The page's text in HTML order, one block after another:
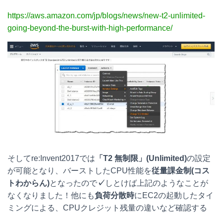
https://aws.amazon.com/jp/blogs/news/new-t2-unlimited-
going-beyond-the-burst-with-high-performance/
そしてre:Invent2017では 「T2 無制限」(Unlimited)の設定
が可能となり、バーストしたCPU性能を従量課金制(コス
トわからん)となったので✓ しとけば上記のようなことが
なくなりました！他にも負荷分散時にEC2の起動したタイ
ミングによる、CPUクレジット残量の違いなど確認する